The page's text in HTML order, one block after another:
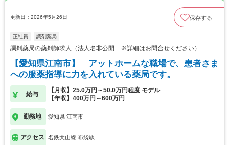
更新日：2026年5月26日 保存する
正社員 調剤薬局
調剤薬局の薬剤師求人（法人名非公開 ※詳細はお問合せください）
【愛知県江南市】 アットホームな職場で、患者さま
への服薬指導に力を入れている薬局です。
給与
【月収】25.0万円～50.0万円程度 モデル
【年収】400万円～600万円
勤務地 愛知県 江南市
アクセス 名鉄犬山線 布袋駅